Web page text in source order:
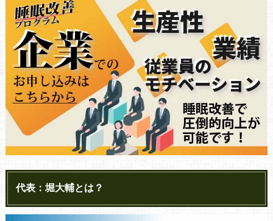
代表：堀大輔とは？